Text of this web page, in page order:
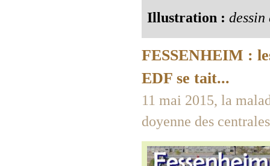
Illustration :
FESSENHEIM :
EDF se tait...
11 mai 2015, la
doyenne des